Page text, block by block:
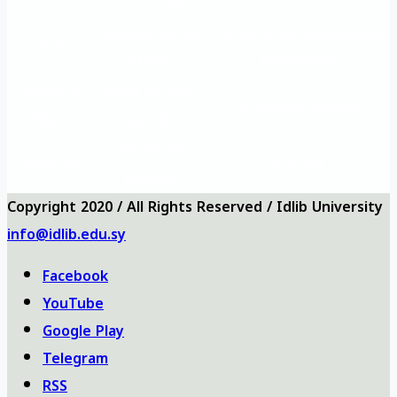
Copyright 2020 / All Rights Reserved / Idlib University
info@idlib.edu.sy
Facebook
YouTube
Google Play
Telegram
RSS